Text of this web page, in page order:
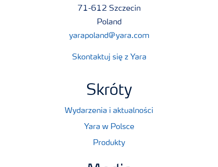
71-612 Szczecin
Poland
yarapoland@yara.com
Skontaktuj się z Yara
Skróty
Wydarzenia i aktualności
Yara w Polsce
Produkty